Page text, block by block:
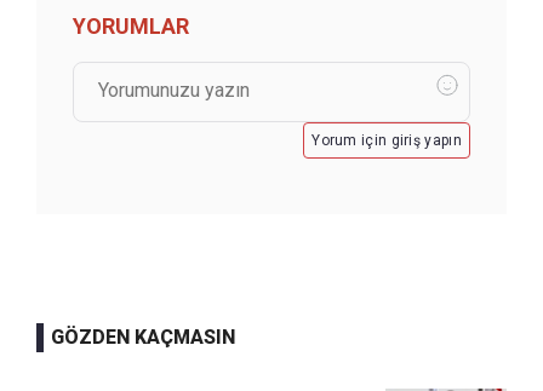
YORUMLAR
Yorum için giriş yapın
GÖZDEN KAÇMASIN